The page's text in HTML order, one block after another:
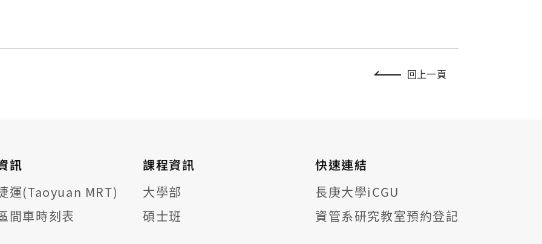
回上一頁
訊
運(Taoyuan MRT)
間車時刻表
課程資訊
大學部
碩士班
快速連結
長庚大學iCGU
資管系研究教室預約登記